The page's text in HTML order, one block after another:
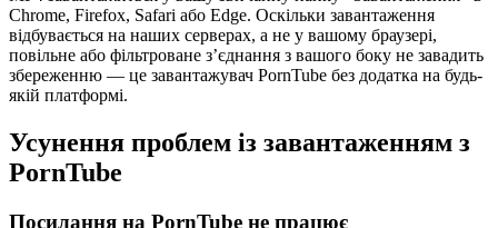
Chrome, Firefox, Safari або Edge. Оскільки завантаження
відбувається на наших серверах, а не у вашому браузері,
повільне або фільтроване з’єднання з вашого боку не завадить
збереженню — це завантажувач PornTube без додатка на будь-
якій платформі.
Усунення проблем із завантаженням з
PornTube
Посилання на PornTube не працює